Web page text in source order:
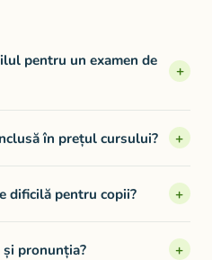
pentru un examen de
+
în prețul cursului? +
dificilă pentru copii? +
și pronunția? +